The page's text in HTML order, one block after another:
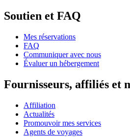
Soutien et FAQ
Mes réservations
FAQ
Communiquer avec nous
Évaluer un hébergement
Fournisseurs, affiliés et
Affiliation
Actualités
Promouvoir mes services
Agents de voyages